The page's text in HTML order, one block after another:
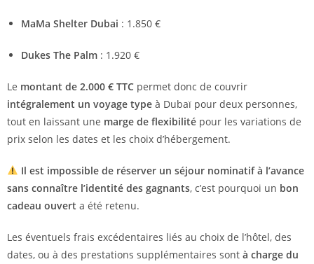
MaMa Shelter Dubai : 1.850 €
Dukes The Palm : 1.920 €
Le montant de 2.000 € TTC permet donc de couvrir
intégralement un voyage type à Dubaï pour deux personnes,
tout en laissant une marge de flexibilité pour les variations de
prix selon les dates et les choix d’hébergement.
Il est impossible de réserver un séjour nominatif à l’avance
sans connaître l’identité des gagnants, c’est pourquoi un bon
cadeau ouvert a été retenu.
Les éventuels frais excédentaires liés au choix de l’hôtel, des
dates, ou à des prestations supplémentaires sont à charge du